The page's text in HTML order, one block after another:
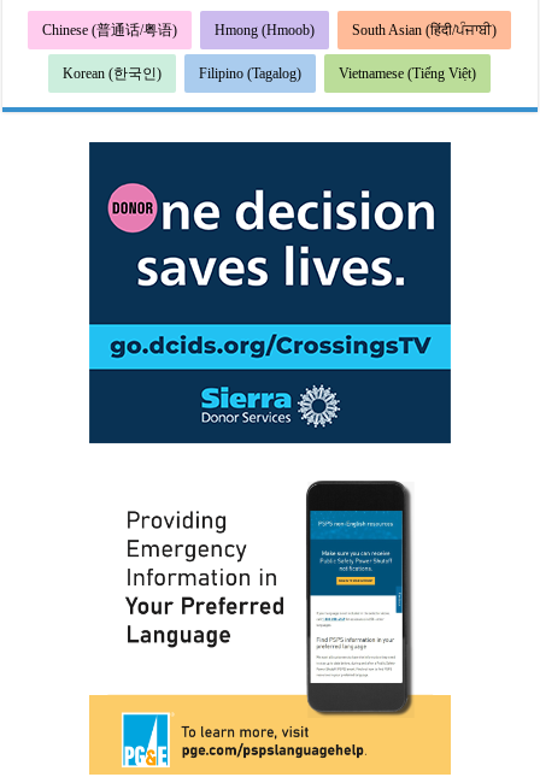
Chinese (普通话/粤语) Hmong (Hmoob) South Asian (हिंदी/ਪੰਜਾਬੀ)
Korean (한국인) Filipino (Tagalog) Vietnamese (Tiếng Việt)